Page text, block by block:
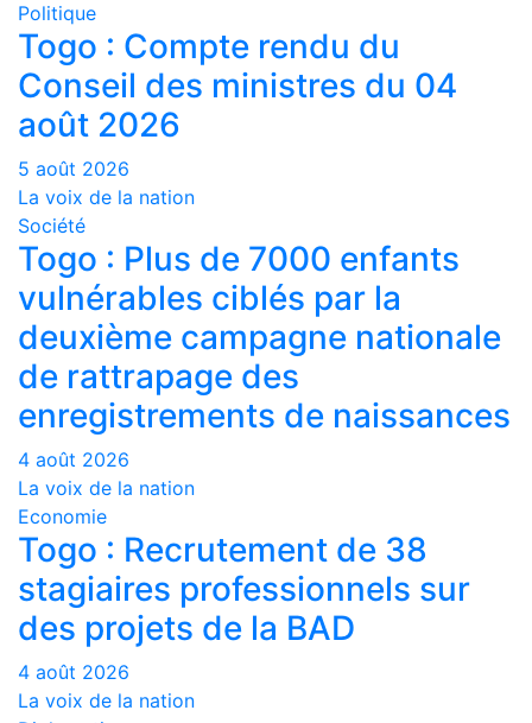
Politique
Togo : Compte rendu du
Conseil des ministres du 04
août 2026
5 août 2026
La voix de la nation
Société
Togo : Plus de 7000 enfants
vulnérables ciblés par la
deuxième campagne nationale
de rattrapage des
enregistrements de naissances
4 août 2026
La voix de la nation
Economie
Togo : Recrutement de 38
stagiaires professionnels sur
des projets de la BAD
4 août 2026
La voix de la nation